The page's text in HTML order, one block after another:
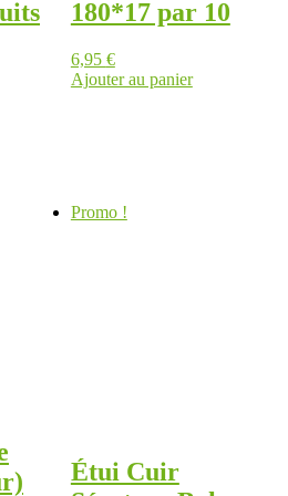
180*17 par 10
6,95 €
Ajouter au panier
Promo !
Étui Cuir